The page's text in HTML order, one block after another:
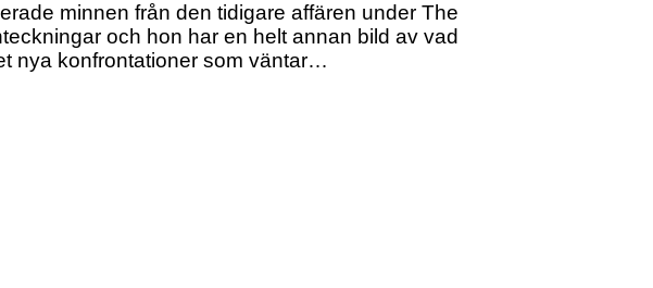
minnen från den tidigare affären under The
och hon har en helt annan bild av vad
nya konfrontationer som väntar…